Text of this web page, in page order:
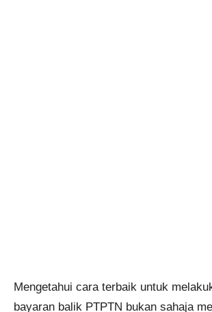
Mengetahui cara terbaik untuk
bayaran balik PTPTN bukan sahaja